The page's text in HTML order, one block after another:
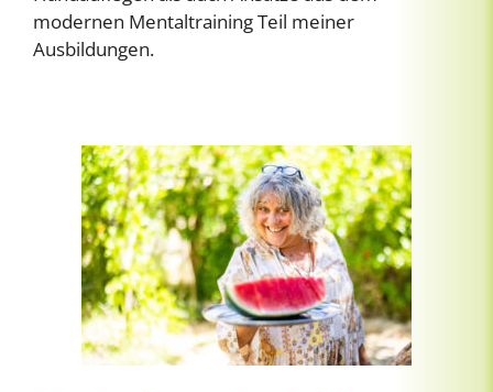
modernen Mentaltraining Teil meiner
Ausbildungen.